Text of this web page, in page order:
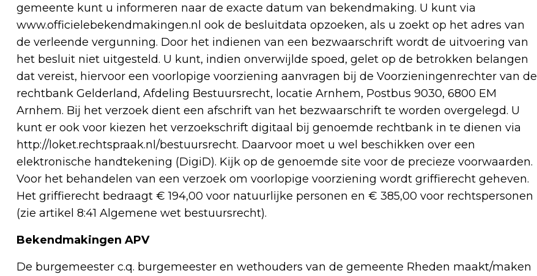
gemeente kunt u informeren naar de exacte datum van bekendmaking. U kunt via
www.officielebekendmakingen.nl ook de besluitdata opzoeken, als u zoekt op het adres van
de verleende vergunning. Door het indienen van een bezwaarschrift wordt de uitvoering van
het besluit niet uitgesteld. U kunt, indien onverwijlde spoed, gelet op de betrokken belangen
dat vereist, hiervoor een voorlopige voorziening aanvragen bij de Voorzieningenrechter van de
rechtbank Gelderland, Afdeling Bestuursrecht, locatie Arnhem, Postbus 9030, 6800 EM
Arnhem. Bij het verzoek dient een afschrift van het bezwaarschrift te worden overgelegd. U
kunt er ook voor kiezen het verzoekschrift digitaal bij genoemde rechtbank in te dienen via
http://loket.rechtspraak.nl/bestuursrecht. Daarvoor moet u wel beschikken over een
elektronische handtekening (DigiD). Kijk op de genoemde site voor de precieze voorwaarden.
Voor het behandelen van een verzoek om voorlopige voorziening wordt griffierecht geheven.
Het griffierecht bedraagt € 194,00 voor natuurlijke personen en € 385,00 voor rechtspersonen
(zie artikel 8:41 Algemene wet bestuursrecht).
Bekendmakingen APV
De burgemeester c.q. burgemeester en wethouders van de gemeente Rheden maakt/maken